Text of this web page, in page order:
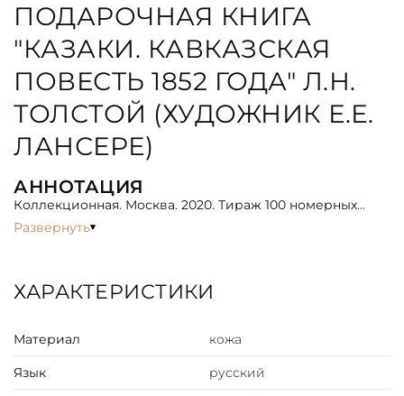
ПОДАРОЧНАЯ КНИГА
"КАЗАКИ. КАВКАЗСКАЯ
ПОВЕСТЬ 1852 ГОДА" Л.Н.
ТОЛСТОЙ (ХУДОЖНИК Е.Е.
ЛАНСЕРЕ)
АННОТАЦИЯ
Коллекционная. Москва. 2020. Тираж 100 номерных
классика». Издана по последней книге,
ОФОРМЛЕНИЕ
Книга исполнена по старинной французской
двухцветное тиснение на обложке и корешке; вставки
дизайнерская, кремовая, из коллекции Olin (Франция);
Блок сшит на пяти шнурах; Форзац выполнен из
Развернуть
ХАРАКТЕРИСТИКИ
Материал кожа
Язык русский